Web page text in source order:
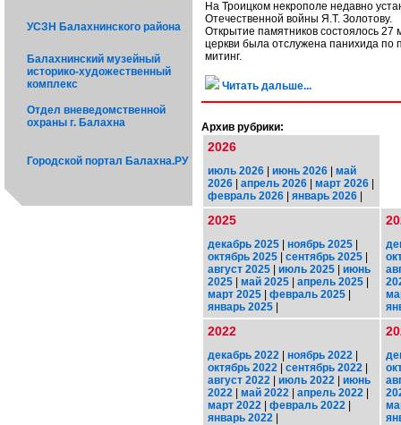
УСЗН Балахнинского района
Балахнинский музейный
историко-художественный
комплекс
Отдел вневедомственной
охраны г. Балахна
Городской портал Балахна.РУ
На Троицком некрополе недавно
Отечественной войны Я.Т. Золотову.
Открытие памятников состоялось 27
церкви была отслужена панихида
митинг.
Читать дальше...
Архив рубрики:
2026
июль 2026 | июнь 2026 | май
2026 | апрель 2026 | март 2026 |
февраль 2026 | январь 2026 |
2025
декабрь 2025 | ноябрь 2025 |
октябрь 2025 | сентябрь 2025 |
август 2025 | июль 2025 | июнь
2025 | май 2025 | апрель 2025 |
март 2025 | февраль 2025 |
январь 2025 |
2022
декабрь 2022 | ноябрь 2022 |
октябрь 2022 | сентябрь 2022 |
август 2022 | июль 2022 | июнь
2022 | май 2022 | апрель 2022 |
март 2022 | февраль 2022 |
январь 2022 |